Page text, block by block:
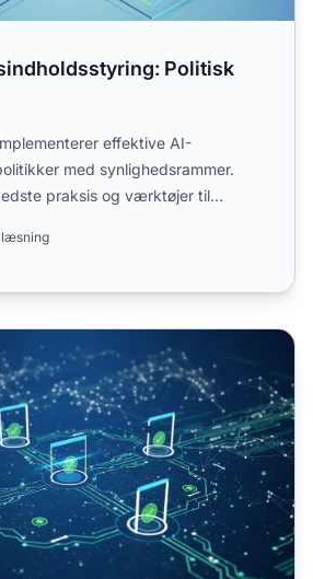
Politisk
effektive AI-
med synlighedsrammer.
praksis og værktøjer til
læsning
klar indhold